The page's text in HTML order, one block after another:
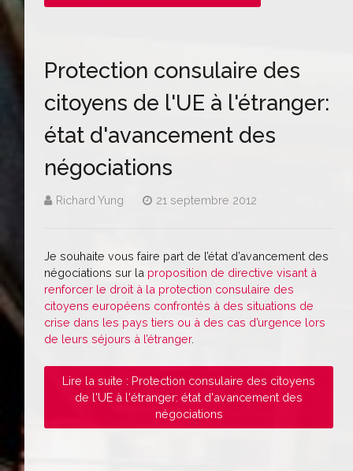
Protection consulaire des
citoyens de l'UE à l'étranger:
état d'avancement des
négociations
Richard Yung 21 septembre 2012
Je souhaite vous faire part de l’état d’avancement des
négociations sur la proposition de directive visant à
renforcer le droit à la protection consulaire des
citoyens européens confrontés à des situations de
crise dans les pays tiers ou à des cas d’urgence lors
de leurs séjours à l’étranger.
Lire la suite : Protection consulaire des citoyens
de l'UE à l'étranger: état d'avancement des
négociations